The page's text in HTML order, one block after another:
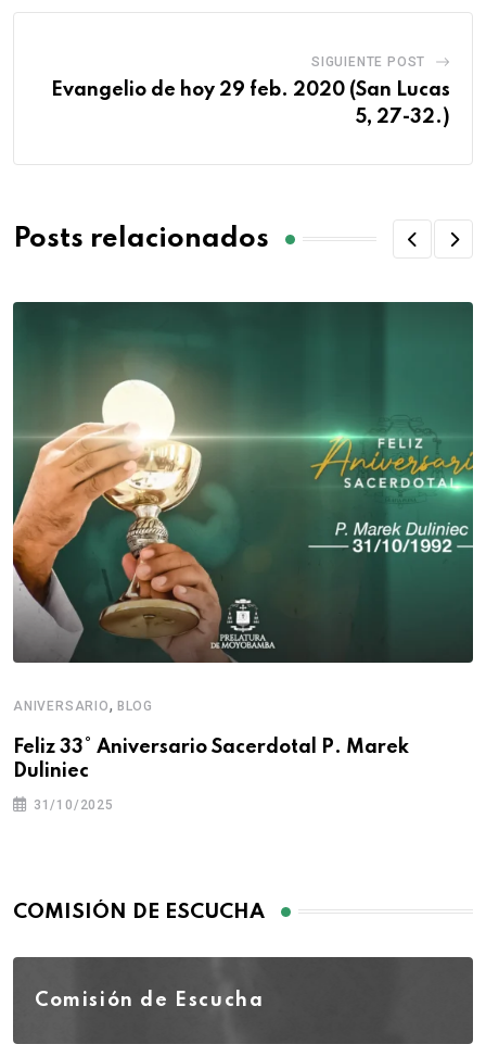
SIGUIENTE POST
Evangelio de hoy 29 feb. 2020 (San Lucas
5, 27-32.)
Posts relacionados
ANIVERSARIO, BLOG
Feliz 33° Aniversario Sacerdotal P. Marek
Duliniec
31/10/2025
COMISIÓN DE ESCUCHA
Comisión de Escucha